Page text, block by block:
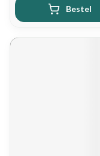
Bestel